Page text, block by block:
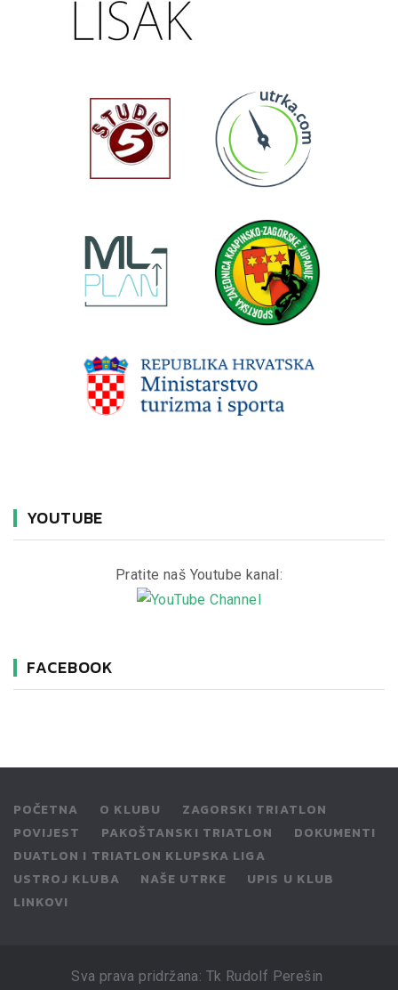
YOUTUBE
Pratite naš Youtube kanal:
FACEBOOK
POČETNA O KLUBU
ZAGORSKI TRIATLON
POVIJEST
PAKOŠTANSKI TRIATLON
DOKUMENTI
DUATLON I TRIATLON KLUPSKA LIGA
USTROJ KLUBA
NAŠE UTRKE
UPIS U KLUB
LINKOVI
Sva prava pridržana: Tk Rudolf Perešin